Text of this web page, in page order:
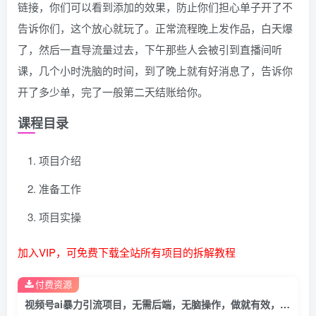
链接，你们可以看到添加的效果，防止你们担心单子开了不
告诉你们，这个放心就玩了。正常流程晚上发作品，白天爆
了，然后一直导流量过去，下午那些人会被引到直播间听
课，几个小时洗脑的时间，到了晚上就有好消息了，告诉你
开了多少单，完了一般第二天结账给你。
课程目录
项目介绍
准备工作
项目实操
加入VIP，可免费下载全站所有项目的拆解教程
视频号ai暴力引流项目，无需后端，无脑操作，做就有效，独家蓝海项目！！！
付费资源